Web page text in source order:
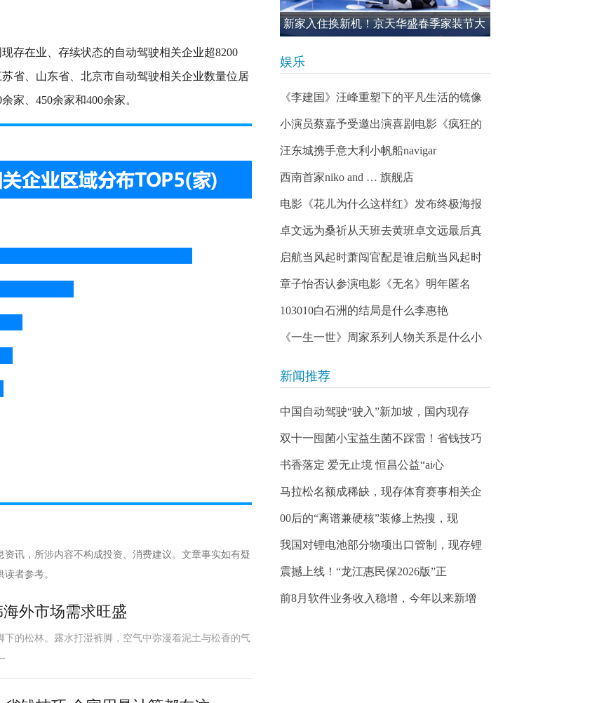
存在业、存续状态的自动驾驶相关企业超8200
省、山东省、北京市自动驾驶相关企业数量位居
家、450余家和400余家。
讯，所涉内容不构成投资、消费建议。文章事实如有疑
者参考。
外市场需求旺盛
的松林。露水打湿裤脚，空气中弥漫着泥土与松香的气
新家入住换新机！京天华盛春季家装节大
娱乐
《李建国》汪峰重塑下的平凡生活的镜像
小演员蔡嘉予受邀出演喜剧电影《疯狂的
汪东城携手意大利小帆船navigar
西南首家niko and … 旗舰店
电影《花儿为什么这样红》发布终极海报
卓文远为桑祈从天班去黄班卓文远最后真
启航当风起时萧闯官配是谁启航当风起时
章子怡否认参演电影《无名》明年匿名
103010白石洲的结局是什么李惠艳
《一生一世》周家系列人物关系是什么小
新闻推荐
中国自动驾驶“驶入”新加坡，国内现存
双十一囤菌小宝益生菌不踩雷！省钱技巧
书香落定 爱无止境 恒昌公益“ai心
马拉松名额成稀缺，现存体育赛事相关企
00后的“离谱兼硬核”装修上热搜，现
我国对锂电池部分物项出口管制，现存锂
震撼上线！“龙江惠民保2026版”正
前8月软件业务收入稳增，今年以来新增